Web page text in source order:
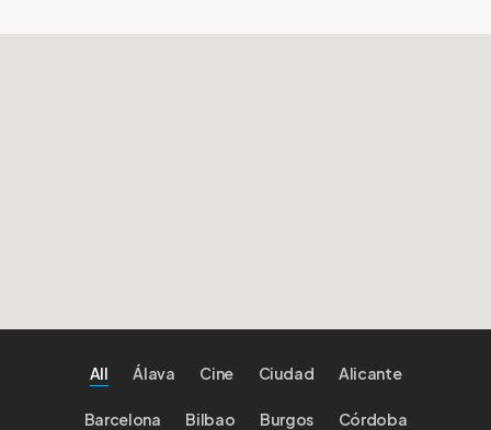
All Álava Cine Ciudad Alicante
Barcelona Bilbao Burgos Córdoba